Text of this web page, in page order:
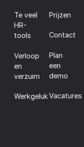
Te veel
HR-
tools
Verloop
en
verzuim
Werkgeluk
Prijzen
Contact
Plan
een
demo
Vacatures